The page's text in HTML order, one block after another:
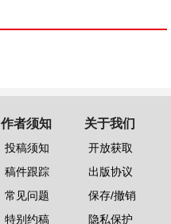
作者须知
投稿须知
稿件跟踪
常见问题
特别约稿
关于我们
开放获取
出版协议
保存/撤销
隐私保护